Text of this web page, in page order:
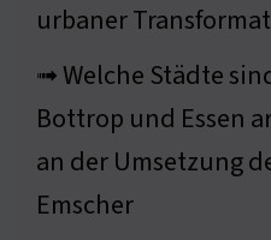
urbaner
➟ Welche Städte
Bottrop und Essen
an der Umsetzung
Emscher